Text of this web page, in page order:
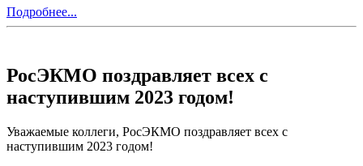
Подробнее...
РосЭКМО поздравляет всех с
наступившим 2023 годом!
Уважаемые коллеги, РосЭКМО поздравляет всех с
наступившим 2023 годом!